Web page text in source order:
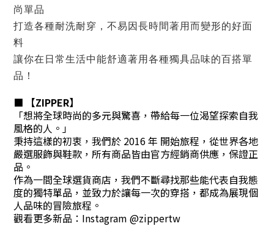
尚單品
打造各種耐洗耐穿，不易因長時間著用而變形的好面
料
讓你在日常生活中能舒適著用各種獨具品味的百搭單
品！
■ 【ZIPPER】
「想將全球時尚的多元與驚喜，帶給每一位渴望探索自我
風格的人。」
秉持這樣的初衷，我們於 2016 年 開始旅程，從世界各地
嚴選服飾與鞋款，所有商品皆由官方經銷商供應，保證正
品。
作為一間全球選貨商店，我們不斷尋找那些能代表自我態
度的獨特單品，並致力於讓每一次的穿搭，都成為展現個
人品味的冒險旅程。
觀看更多新品：Instagram @zippertw